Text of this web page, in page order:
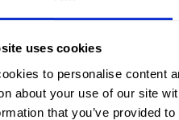
uses cookies
to personalise content
about your use of our site
that you’ve provided